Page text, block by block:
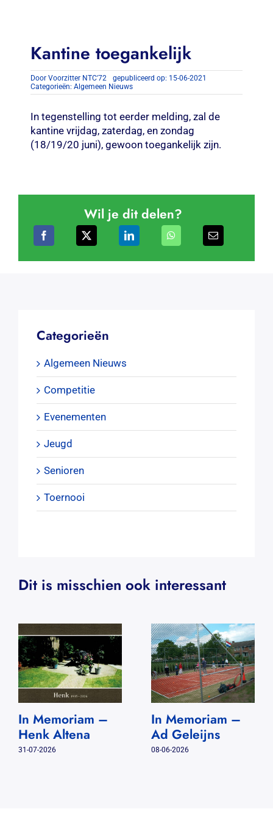
Zoeken
naar:Kantine toegankelijk
Door Voorzitter NTC'72
gepubliceerd op: 15-06-2021
Categorieën: Algemeen Nieuws
In tegenstelling tot eerder melding, zal de
kantine vrijdag, zaterdag, en zondag
(18/19/20 juni), gewoon toegankelijk zijn.
Wil je dit delen?
Categorieën
Algemeen Nieuws
Competitie
Evenementen
Jeugd
Senioren
Toernooi
Dit is misschien ook interessant
In Memoriam –
Henk Altena
31-07-2026
In Memoriam –
Ad Geleijns
08-06-2026